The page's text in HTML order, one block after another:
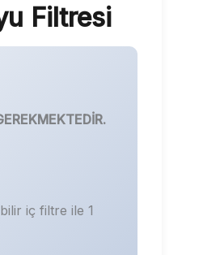
Filtresi
iç filtre ile 1